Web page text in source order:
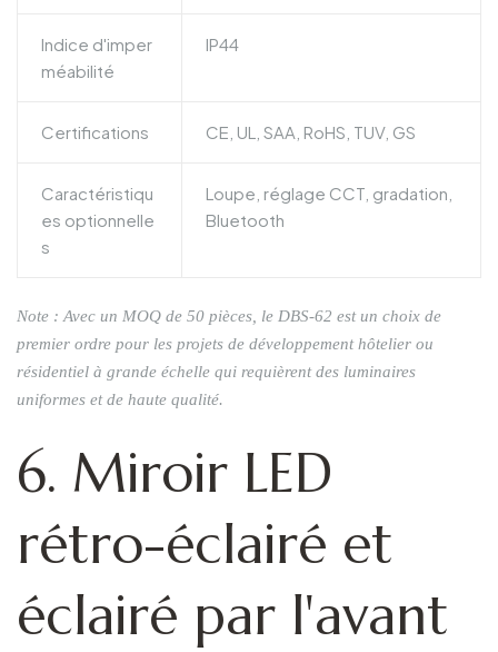
Indice d'imper
méabilité
IP44
Certifications CE, UL, SAA, RoHS, TUV, GS
Caractéristiqu
es optionnelle
s
Loupe, réglage CCT, gradation,
Bluetooth
Note : Avec un MOQ de 50 pièces, le DBS-62 est un choix de
premier ordre pour les projets de développement hôtelier ou
résidentiel à grande échelle qui requièrent des luminaires
uniformes et de haute qualité.
6. Miroir LED
rétro-éclairé et
éclairé par l'avant